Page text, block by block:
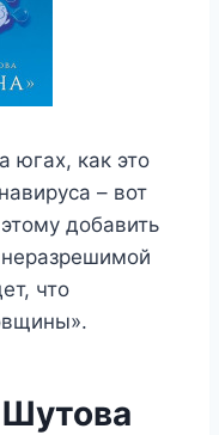
югах, как это
– вот
добавить
что